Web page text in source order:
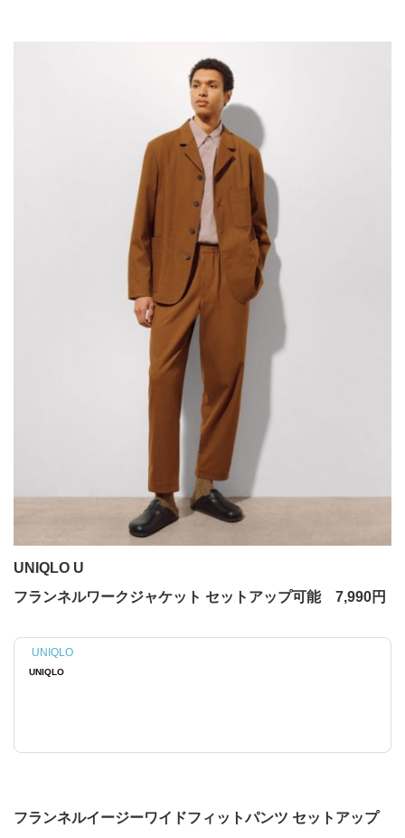
UNIQLO U
フランネルワークジャケット セットアップ可能 7,990円
UNIQLO
UNIQLO
フランネルイージーワイドフィットパンツ セットアップ